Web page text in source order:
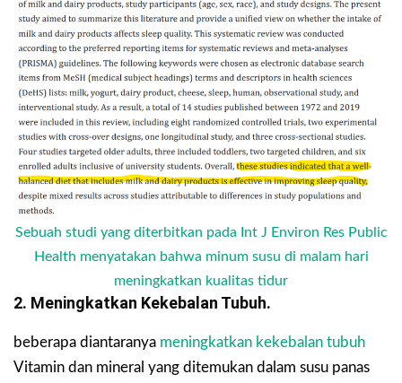
Sebuah studi yang diterbitkan pada Int J Environ Res Public
Health menyatakan bahwa minum susu di malam hari
meningkatkan kualitas tidur
2. Meningkatkan Kekebalan Tubuh.
beberapa diantaranya meningkatkan kekebalan tubuh
Vitamin dan mineral yang ditemukan dalam susu panas